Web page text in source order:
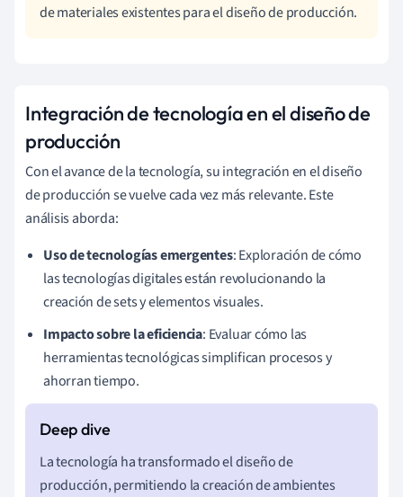
de materiales existentes para el diseño de producción.
Integración de tecnología en el diseño de
producción
Con el avance de la tecnología, su integración en el diseño
de producción se vuelve cada vez más relevante. Este
análisis aborda:
Uso de tecnologías emergentes: Exploración de cómo
las tecnologías digitales están revolucionando la
creación de sets y elementos visuales.
Impacto sobre la eficiencia: Evaluar cómo las
herramientas tecnológicas simplifican procesos y
ahorran tiempo.
La tecnología ha transformado el diseño de
producción, permitiendo la creación de ambientes